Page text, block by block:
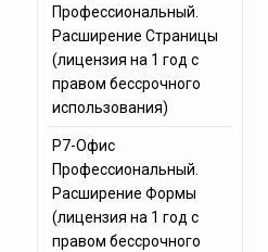
Профессиональный.
Расширение Страницы
(лицензия на 1 год с
правом бессрочного
использования)
Р7-Офис
Профессиональный.
Расширение Формы
(лицензия на 1 год с
правом бессрочного